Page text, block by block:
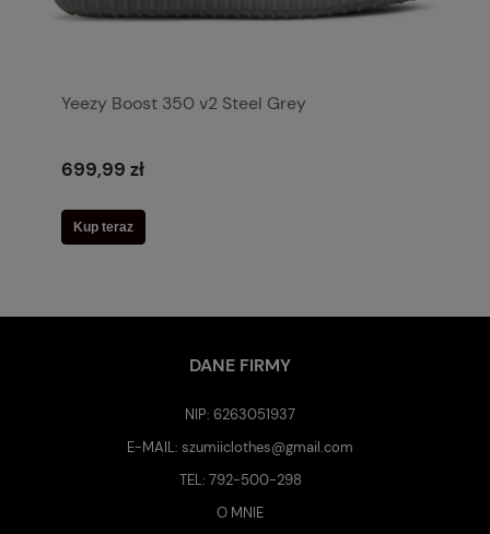
Yeezy Boost 350 v2 Steel Grey
699,99 zł
Kup teraz
DANE FIRMY
NIP: 6263051937
E-MAIL:szumiiclothes@gmail.com
TEL: 792-500-298
O MNIE